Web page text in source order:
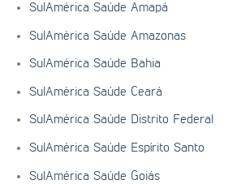
SulAmérica Saúde Amapá
SulAmérica Saúde Amazonas
SulAmérica Saúde Bahia
SulAmérica Saúde Ceará
SulAmérica Saúde Distrito Federal
SulAmérica Saúde Espírito Santo
SulAmérica Saúde Goiás